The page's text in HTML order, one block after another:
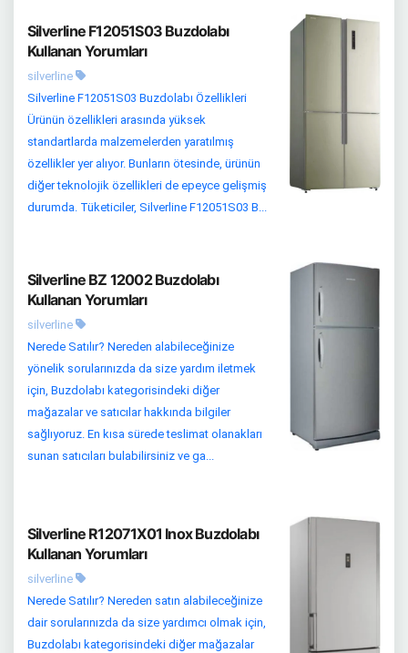
Silverline F12051S03 Buzdolabı
Kullanan Yorumları
silverline
Silverline F12051S03 Buzdolabı Özellikleri
Ürünün özellikleri arasında yüksek
standartlarda malzemelerden yaratılmış
özellikler yer alıyor. Bunların ötesinde, ürünün
diğer teknolojik özellikleri de epeyce gelişmiş
durumda. Tüketiciler, Silverline F12051S03 B...
Silverline BZ 12002 Buzdolabı
Kullanan Yorumları
silverline
Nerede Satılır? Nereden alabileceğinize
yönelik sorularınızda da size yardım iletmek
için, Buzdolabı kategorisindeki diğer
mağazalar ve satıcılar hakkında bilgiler
sağlıyoruz. En kısa sürede teslimat olanakları
sunan satıcıları bulabilirsiniz ve ga...
Silverline R12071X01 Inox Buzdolabı
Kullanan Yorumları
silverline
Nerede Satılır? Nereden satın alabileceğinize
dair sorularınızda da size yardımcı olmak için,
Buzdolabı kategorisindeki diğer mağazalar